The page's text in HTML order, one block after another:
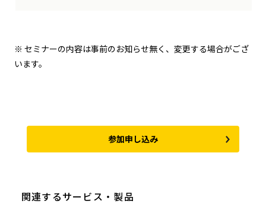
※ セミナーの内容は事前のお知らせ無く、変更する場合がござ
います。
参加申し込み
関連するサービス・製品